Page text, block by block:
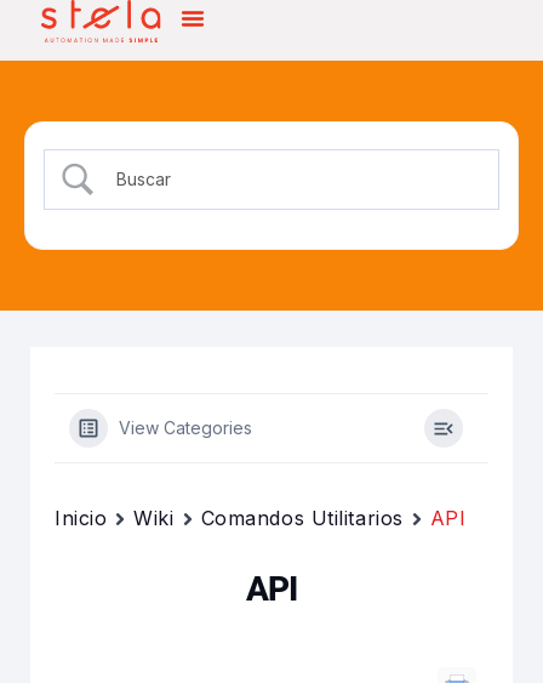
View Categories
Inicio Wiki Comandos Utilitarios API
API